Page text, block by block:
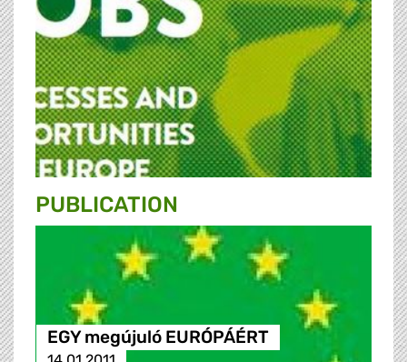
PUBLICATION
EGY megújuló EURÓPÁÉRT